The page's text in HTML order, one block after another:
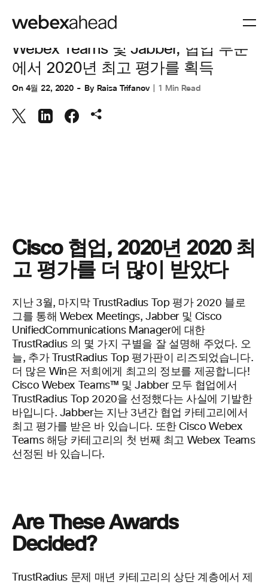
협업
Webex Teams 및 Jabber, 협업 부문
에서 2020년 최고 평가를 획득
On 4월 22, 2020 By Raisa Trifanov 1 Min Read
Cisco 협업,2020년 2020 최
고 평가를 더 많이 받았다
지난 3월, 마지막 TrustRadius Top 평가 2020 블로
그를 통해 Webex Meetings, Jabber 및 Cisco
UnifiedCommunications Manager에 대한
TrustRadius 의 몇 가지 구별을 잘 설명해 주었다. 오
늘, 추가 TrustRadiusTop 평가판이 리즈되었습니다.
더 많은 Win은 저희에게 최고의 정보를 제공합니다!
Cisco Webex Teams™ 및 Jabber 모두 협업에서
TrustRadius Top 2020을 선정했다는 사실에 기발한
바입니다. Jabber는 지난 3년간 협업 카테고리에서
최고 평가를 받은 바 있습니다. 또한 CiscoWebex
Teams 해당 카테고리의 첫 번째 최고 Webex Teams
선정된 바 있습니다.
AreTheseAwards
Decided?
TrustRadius 문제 매년 카테고리의 상단 계층에서 제